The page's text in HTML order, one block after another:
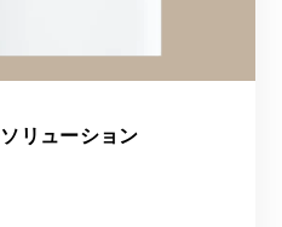
リューション